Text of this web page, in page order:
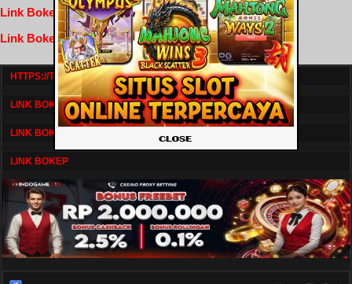
Link Bokep Indofilm
Link Bokep FilmNikmat
HTTPS://TV1.BOSKU21.CAM/
LINK BOKEP DRAMASERIAL
LINK BOKEP
LINK BOKEP